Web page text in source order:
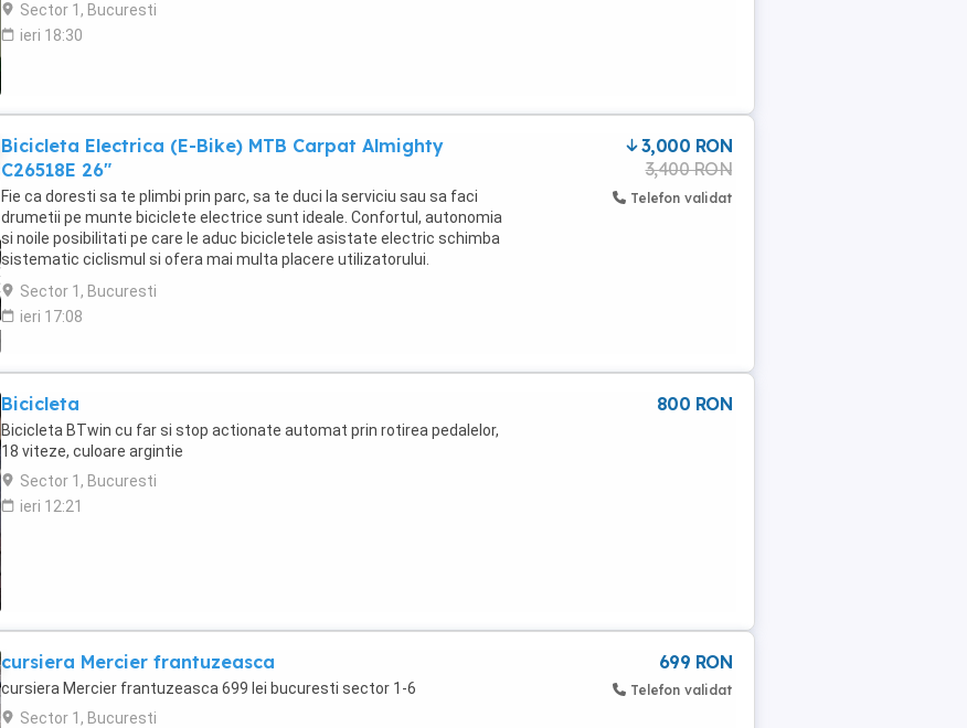
Sector 1, Bucuresti
ieri 18:30
Bicicleta Electrica (E-Bike) MTB Carpat Almighty
C26518E 26"
Fie ca doresti sa te plimbi prin parc, sa te duci la serviciu sau sa faci
drumetii pe munte biciclete electrice sunt ideale. Confortul, autonomia
si noile posibilitati pe care le aduc bicicletele asistate electric schimba
sistematic ciclismul si ofera mai multa placere utilizatorului.
Bicicletele electrice ...
Sector 1, Bucuresti
ieri 17:08
3,000 RON
3,400 RON
Telefon validat
Bicicleta
Bicicleta BTwin cu far si stop actionate automat prin rotirea pedalelor,
18 viteze, culoare argintie
Sector 1, Bucuresti
ieri 12:21
800 RON
cursiera Mercier frantuzeasca
cursiera Mercier frantuzeasca 699 lei bucuresti sector 1-6
Sector 1, Bucuresti
699 RON
Telefon validat